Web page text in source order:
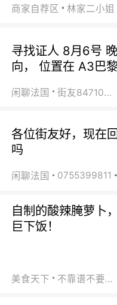
商家自荐区 林家二小姐
寻找证人 8月6号
向， 位置在 A3巴
闲聊法国 街友84710671
各位街友好，现在
吗
闲聊法国 0755399811
自制的酸辣腌萝卜
巨下饭！
美食天下 不靠谱不要联系